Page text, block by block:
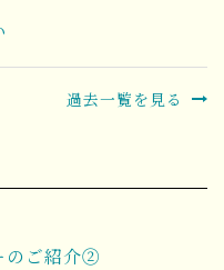
過去一覧を見る
のご紹介②